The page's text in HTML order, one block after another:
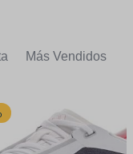
Más Vendidos